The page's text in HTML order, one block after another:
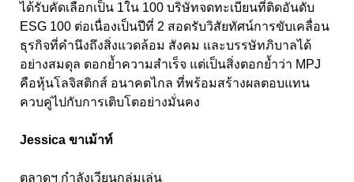
ได้รับคัดเลือกเป็น 1ใน 100 บริษัทจดทะเบียนที่ติดอันดับ
ESG 100 ต่อเนื่องเป็นปีที่ 2 สอดรับวิสัยทัศน์การขับเคลื่อน
ธุรกิจที่คำนึงถึงสิ่งแวดล้อม สังคม และบรรษัทภิบาลได้
อย่างสมดุล ตอกย้ำความสำเร็จ แต่เป็นสิ่งตอกย้ำว่า MPJ
คือหุ้นโลจิสติกส์ อนาคตไกล ที่พร้อมสร้างผลตอบแทน
ควบคู่ไปกับการเติบโตอย่างมั่นคง
Jessica ขาเม้าท์
ตลาดฯ กำลังเวียนกลุ่มเล่น